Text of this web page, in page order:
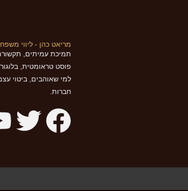
מריאט כהן - ליווי
תמיכת עמיתים,
פוסט טראומטית,
למי שאוהבים, ביטוי
חברות.